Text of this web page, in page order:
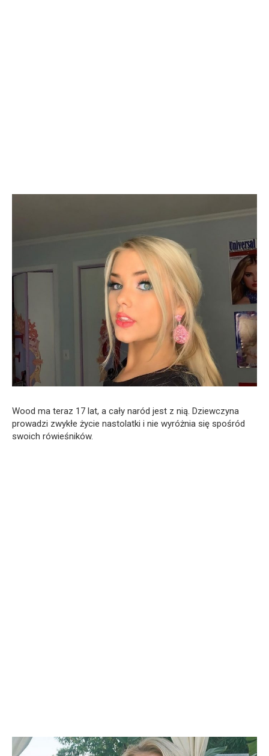
Wood ma teraz 17 lat, a cały naród jest z nią. Dziewczyna
prowadzi zwykłe życie nastolatki i nie wyróżnia się spośród
swoich rówieśników.